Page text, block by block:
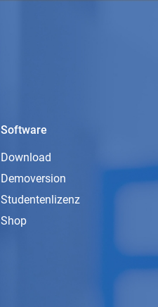
Software
Download
Demoversion
Studentenlizenz
Shop